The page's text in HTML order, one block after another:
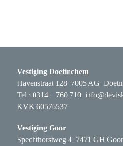
Vestiging Doetinchem
Havenstraat 128 7005 AG
Tel.: 0314 – 760 710
KVK 60576537
Vestiging Goor
Spechthorstweg 4 7471 GH Goor